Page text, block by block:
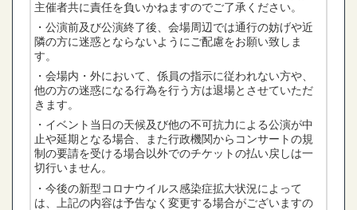
主催者共に責任を負いかねますのでご了承ください。
・公演前及び公演終了後、会場周辺では通行の妨げや近
隣の方に迷惑とならないようにご配慮をお願い致しま
す。
・会場内・外において、係員の指示に従われない方や、
他の方の迷惑になる行為を行う方は退場とさせていただ
きます。
・イベント当日の天候及び他の不可抗力による公演が中
止や延期となる場合、また行政機関からコンサートの規
制の要請を受ける場合以外でのチケットの払い戻しは一
切行いません。
・今後の新型コロナウイルス感染症拡大状況によって
は、上記の内容は予告なく変更する場合がございますの